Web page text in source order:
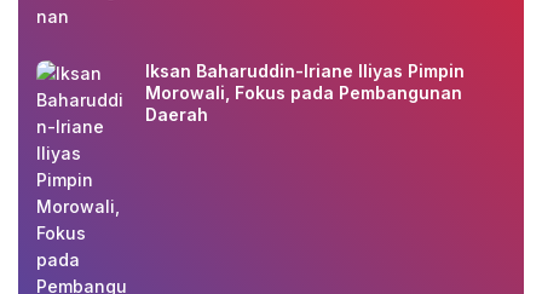
Iksan Baharuddin-Iriane Iliyas Pimpin
Morowali, Fokus pada Pembangunan
Daerah